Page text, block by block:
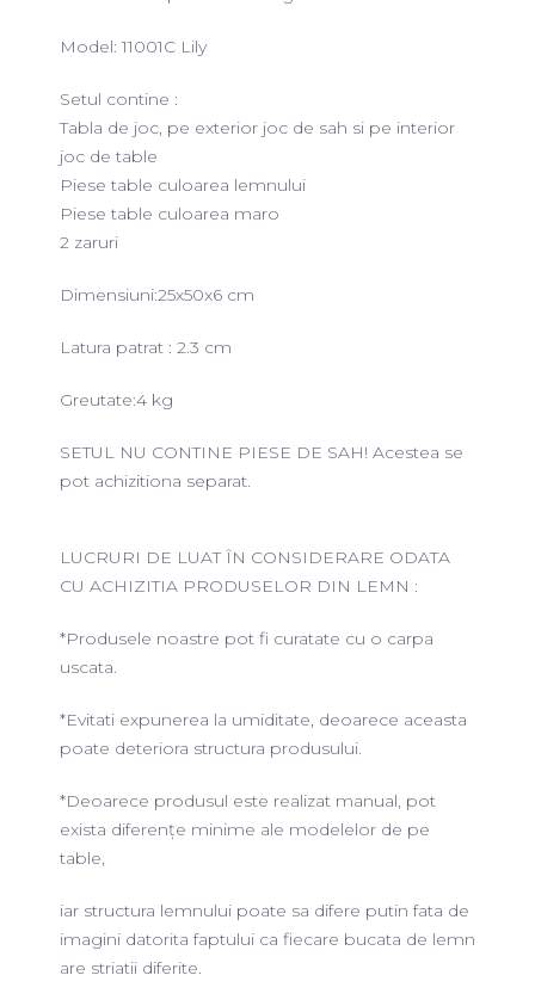
Model: 11001C Lily
Setul contine :
Tabla de joc, pe exterior joc de sah si pe interior
joc de table
Piese table culoarea lemnului
Piese table culoarea maro
2 zaruri
Dimensiuni:25x50x6 cm
Latura patrat : 2.3 cm
Greutate:4 kg
SETUL NU CONTINE PIESE DE SAH! Acestea se
pot achizitiona separat.
LUCRURI DE LUAT ÎN CONSIDERARE ODATA
CU ACHIZITIA PRODUSELOR DIN LEMN :
*Produsele noastre pot fi curatate cu o carpa
uscata.
*Evitati expunerea la umiditate, deoarece aceasta
poate deteriora structura produsului.
*Deoarece produsul este realizat manual, pot
exista diferențe minime ale modelelor de pe
table,
iar structura lemnului poate sa difere putin fata de
imagini datorita faptului ca fiecare bucata de lemn
are striatii diferite.